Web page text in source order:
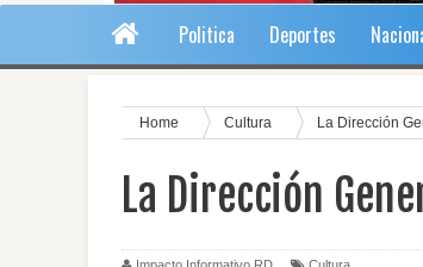
Politica Deportes
Home Cultura La Dirección
La Dirección
Impacto Informativo RD Cultura